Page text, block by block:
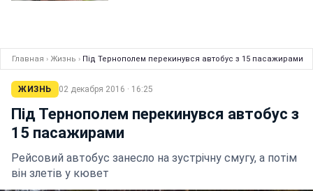
Главная › Жизнь › Під Тернополем перекинувся автобус з 15 пасажирами
ЖИЗНЬ 02 декабря 2016 · 16:25
Під Тернополем перекинувся автобус з
15 пасажирами
Рейсовий автобус занесло на зустрічну смугу, а потім
він злетів у кювет